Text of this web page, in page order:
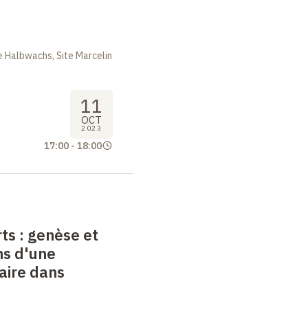
Site Marcelin
11
OCT
2023
17:00 - 18:00
: genèse et
d'une
dans